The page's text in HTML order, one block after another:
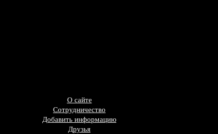
О сайте
Сотрудничество
Добавить информацию
Друзья